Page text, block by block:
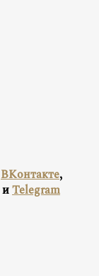
ВКонтакте,
иTelegram